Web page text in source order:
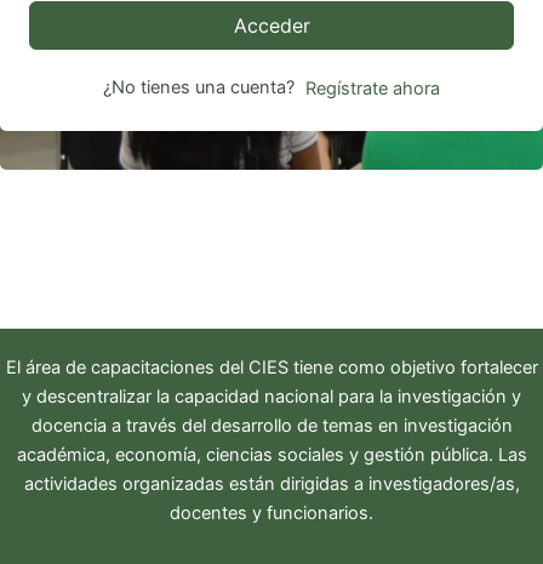
Acceder
¿No tienes una cuenta? Regístrate ahora
El área de capacitaciones del CIEStiene como objetivo fortalecer
y descentralizar la capacidad nacional para la investigación y
docencia a través del desarrollo de temas en investigación
académica, economía, ciencias sociales y gestión pública. Las
actividades organizadas están dirigidas a investigadores/as,
docentes y funcionarios.